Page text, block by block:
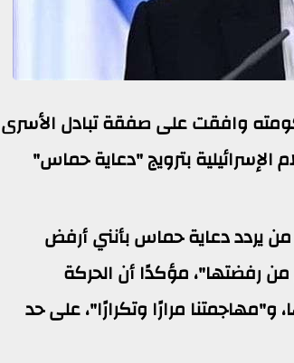
حكومته وافقت على صفقة تبادل الأسرى
بترويج "دعاية حماس"
يردد دعاية حماس بأنني أرفض
رفضتها"، مؤكدًا أن الحركة
مرارًا وتكرارًا"، على حد